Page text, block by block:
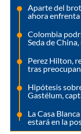
Aparte del
ahora
Colombia
Seda de
Perez Hilton,
tras
Hipótesis
Gastélum,
La Casa
estará en la